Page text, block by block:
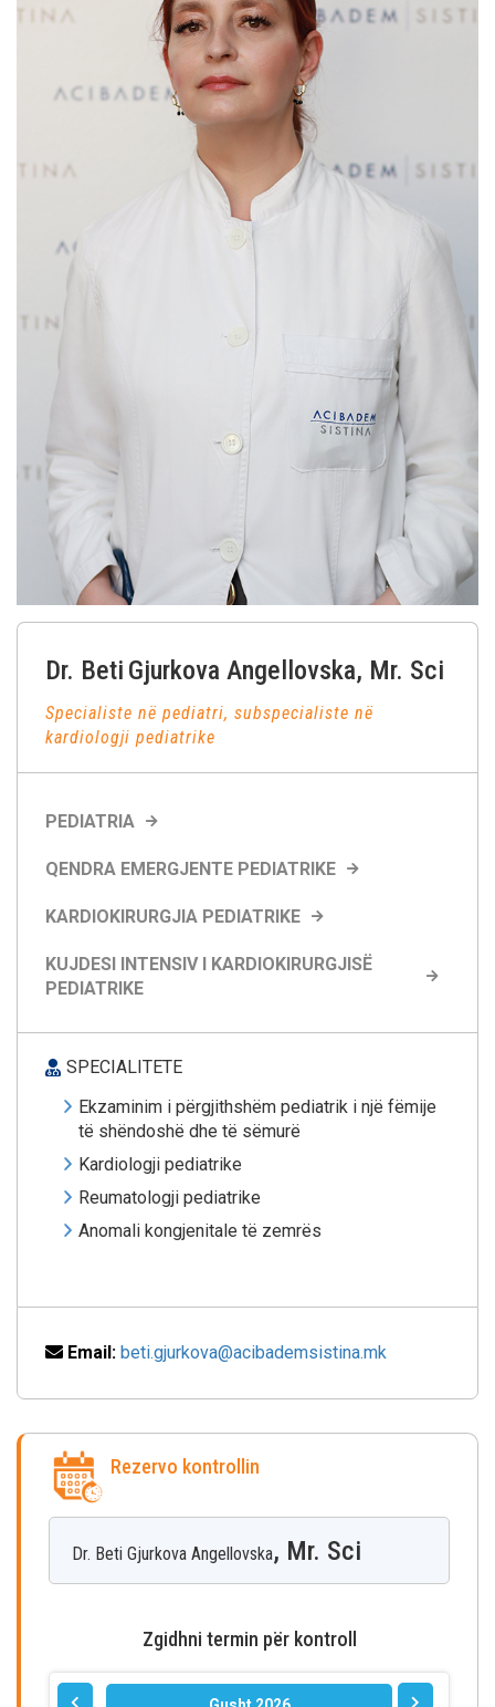
Dr. Beti Gjurkova Angellovska, Mr. Sci
Specialiste në pediatri, subspecialiste në
kardiologji pediatrike
PEDIATRIA
QENDRA EMERGJENTE PEDIATRIKE
KARDIOKIRURGJIA PEDIATRIKE
KUJDESI INTENSIV I KARDIOKIRURGJISË
PEDIATRIKE
SPECIALITETE
Ekzaminim i përgjithshëm pediatrik i një fëmije
të shëndoshë dhe të sëmurë
Kardiologji pediatrike
Reumatologji pediatrike
Anomali kongjenitale të zemrës
Email: beti.gjurkova@acibademsistina.mk
Rezervo kontrollin
Dr. Beti Gjurkova Angellovska, Mr. Sci
Zgidhni termin për kontroll